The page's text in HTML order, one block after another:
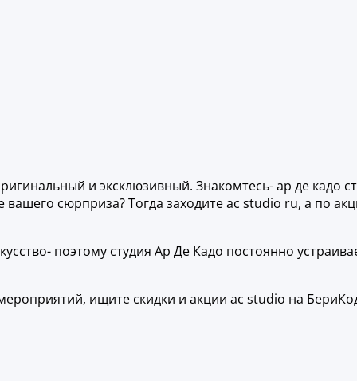
и эксклюзивный. Знакомтесь- ар де кадо
сюрприза? Тогда заходите ac studio ru, а по
поэтому студия Ар Де Кадо постоянно
ищите скидки и акции ac studio на